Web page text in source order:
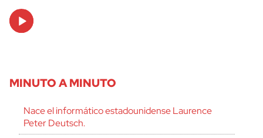
Audio
Player
MINUTO A MINUTO
Nace el informático estadounidense Laurence
Peter Deutsch.